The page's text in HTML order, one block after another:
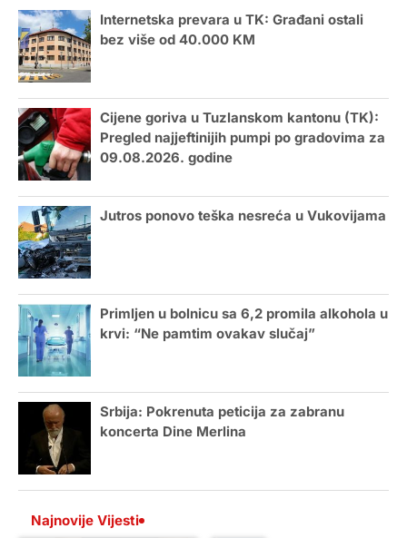
Internetska prevara u TK: Građani ostali
bez više od 40.000 KM
Cijene goriva u Tuzlanskom kantonu (TK):
Pregled najjeftinijih pumpi po gradovima za
09.08.2026. godine
Jutros ponovo teška nesreća u Vukovijama
Primljen u bolnicu sa 6,2 promila alkohola u
krvi: “Ne pamtim ovakav slučaj”
Srbija: Pokrenuta peticija za zabranu
koncerta Dine Merlina
Najnovije Vijesti